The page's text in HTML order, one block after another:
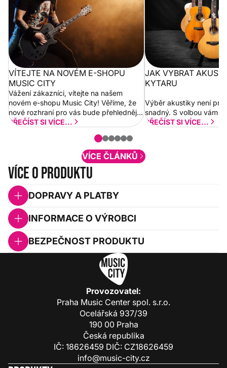
VÍTEJTE NA NOVÉM E-SHOPU
MUSIC CITY
Vážení zákazníci, vítejte na našem
novém e-shopu Music City! Věříme, že
nové rozhraní pro vás bude přehlednější
a rychlejší. Postupně budeme přidávat
PŘEČÍST SI VÍCE...
JAK VYBRAT
KYTARU
Výběr akustiky není pro
snadný. S volbou vám
PŘEČÍST SI VÍCE...
VÍCE ČLÁNKŮ
Více o produktu
DOPRAVY A PLATBY
INFORMACE O VÝROBCI
BEZPEČNOST PRODUKTU
Provozovatel:
Praha Music Center spol. s.r.o.
Ocelářská 937/39
190 00 Praha
Česká republika
IČ: 18626459 DIČ: CZ18626459
info@music-city.cz